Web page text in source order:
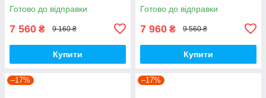
Готово до відправки
7 560 ₴ 9 160 ₴
Купити
Готово до відправки
7 960 ₴ 9 560 ₴
Купити
–17% –17%